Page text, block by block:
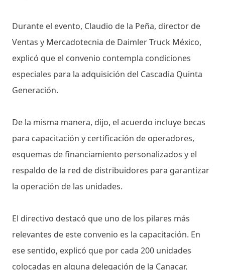
Durante el evento, Claudio de la Peña, director de
Ventas y Mercadotecnia de Daimler Truck México,
explicó que el convenio contempla condiciones
especiales para la adquisición del Cascadia Quinta
Generación.
De la misma manera, dijo, el acuerdo incluye becas
para capacitación y certificación de operadores,
esquemas de financiamiento personalizados y el
respaldo de la red de distribuidores para garantizar
la operación de las unidades.
El directivo destacó que uno de los pilares más
relevantes de este convenio es la capacitación. En
ese sentido, explicó que por cada 200 unidades
colocadas en alguna delegación de la Canacar,